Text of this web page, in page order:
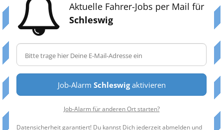
Aktuelle Fahrer-Jobs per Mail für
Schleswig
Job-Alarm Schleswigaktivieren
Job-Alarm für anderen Ort starten?
Datensicherheit garantiert! Du kannst Dich jederzeit abmelden und